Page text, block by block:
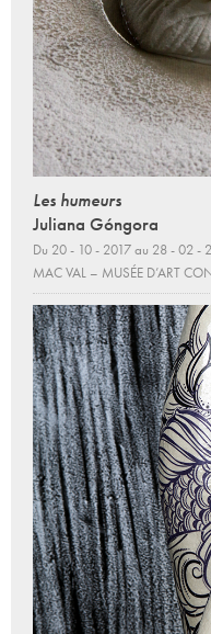
Les humeurs
Juliana Góngora
Du 20 - 10 - 2017 au 28 - 02 -
MAC VAL – MUSÉE D’ART